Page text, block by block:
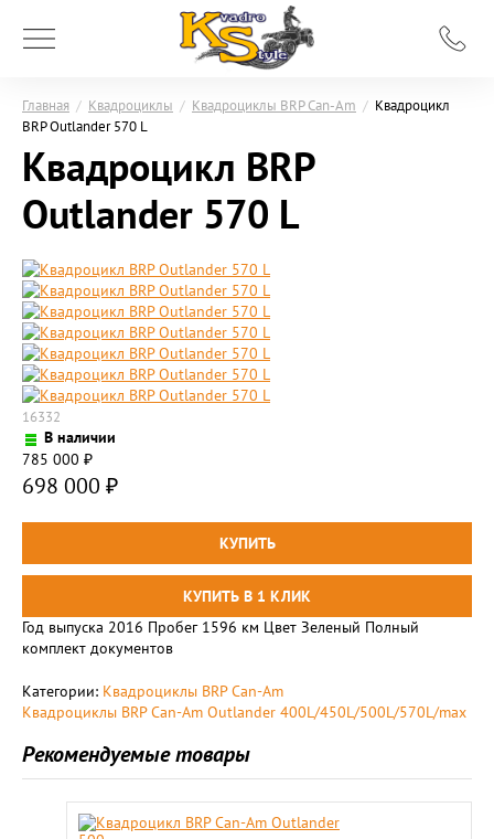
Главная / Квадроциклы / Квадроциклы BRP Can-Am / Квадроцикл
BRP Outlander 570 L
Квадроцикл BRP
Outlander 570 L
16332
В наличии
785 000 ₽
698 000 ₽
Год выпуска 2016 Пробег 1596 км Цвет Зеленый Полный
комплект документов
Категории: Квадроциклы BRP Can-Am
Квадроциклы BRP Can-Am Outlander 400L/450L/500L/570L/max
Рекомендуемые товары